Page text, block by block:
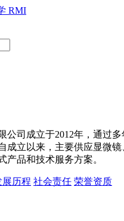
公司成立于2012年，通过
成立以来，主要供应显微
产品和技术服务方案。
展历程 社会责任 荣誉资质